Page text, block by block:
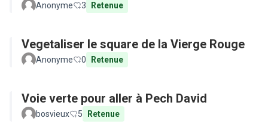
Anonyme 3 Retenue
Vegetaliser le square de la Vierge Rouge
Anonyme 0 Retenue
Voie verte pour aller à Pech David
bosvieux 5 Retenue